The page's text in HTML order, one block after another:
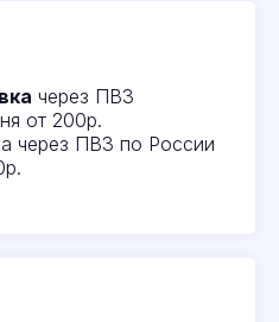
через ПВЗ
от 200р.
через ПВЗ по России